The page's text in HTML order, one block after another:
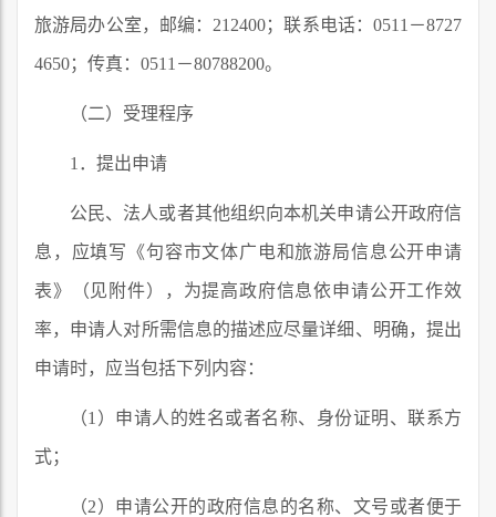
旅游局办公室，邮编：212400；联系电话：0511－8727
4650；传真：0511－80788200。
（二）受理程序
1．提出申请
公民、法人或者其他组织向本机关申请公开政府信
息，应填写《句容市文体广电和旅游局信息公开申请
表》（见附件），为提高政府信息依申请公开工作效
率，申请人对所需信息的描述应尽量详细、明确，提出
申请时，应当包括下列内容：
（1）申请人的姓名或者名称、身份证明、联系方
式；
（2）申请公开的政府信息的名称、文号或者便于